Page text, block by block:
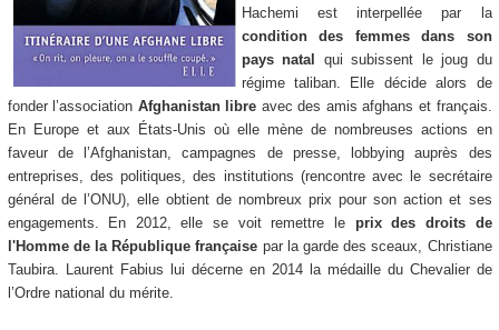
Hachemi est interpellée par la
condition des femmes dans son
pays natal qui subissent le joug du
régime taliban. Elle décide alors de
fonder l’association Afghanistan libre avec des amis afghans et français.
En Europe et aux États-Unis où elle mène de nombreuses actions en
faveur de l’Afghanistan, campagnes de presse, lobbying auprès des
entreprises, des politiques, des institutions (rencontre avec le secrétaire
général de l’ONU), elle obtient de nombreux prix pour son action et ses
engagements. En 2012, elle se voit remettre leprix des droits de
l'Homme de la République française par la garde des sceaux, Christiane
Taubira. Laurent Fabius lui décerne en 2014 la médaille du Chevalier de
l’Ordre national du mérite.